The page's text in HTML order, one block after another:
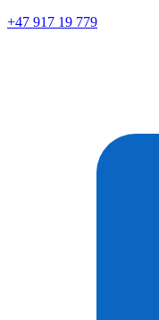
+47 917 19 779